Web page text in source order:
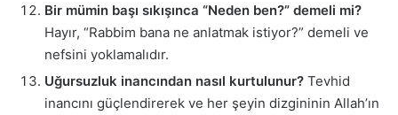
Bir mümin başı sıkışınca “Neden ben?” demeli mi?
Hayır, “Rabbim bana ne anlatmak istiyor?” demeli ve
nefsini yoklamalıdır.
Uğursuzluk inancından nasıl kurtulunur? Tevhid
inancını güçlendirerek ve her şeyin dizgininin Allah’ın